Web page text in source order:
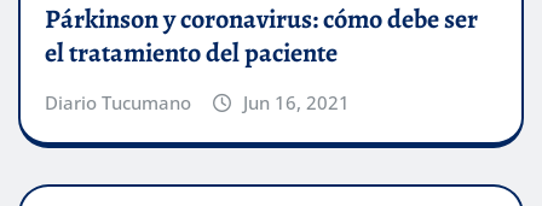
Párkinson y coronavirus: cómo debe ser
el tratamiento del paciente
Diario Tucumano Jun 16, 2021